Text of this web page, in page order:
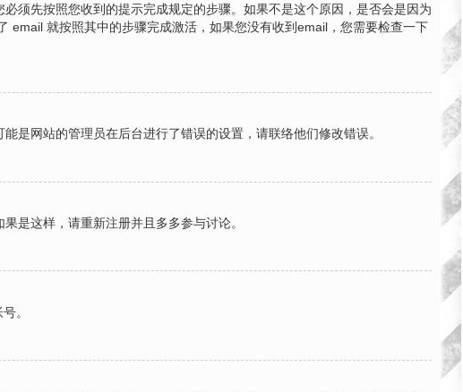
须先按照您收到的提示完成规定的步骤。如果不是这个原因，是否会是因为
email 就按照其中的步骤完成激活，如果您没有收到email，您需要检查一下
是网站的管理员在后台进行了错误的设置，请联络他们修改错误。
是这样，请重新注册并且多多参与讨论。
。